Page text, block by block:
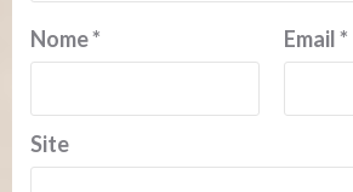
Nome* Email*
Site